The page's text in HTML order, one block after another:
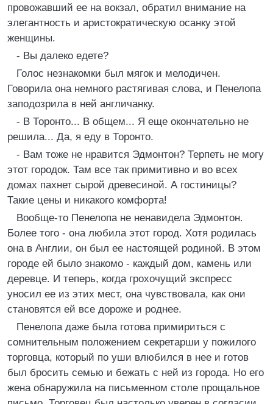
провожавший ее на вокзал, обратил внимание на
элегантность и аристократическую осанку этой
женщины.
- Вы далеко едете?
Голос незнакомки был мягок и мелодичен.
Говорила она немного растягивая слова, и Пенелопа
заподозрила в ней англичанку.
- В Торонто... В общем... Я еще окончательно не
решила... Да, я еду в Торонто.
- Вам тоже не нравится Эдмонтон? Терпеть не могу
этот городок. Там все так примитивно и во всех
домах пахнет сырой древесиной. А гостиницы?
Такие цены и никакого комфорта!
Вообще-то Пенелопа не ненавидела Эдмонтон.
Более того - она любила этот город. Хотя родилась
она в Англии, он был ее настоящей родиной. В этом
городе ей было знакомо - каждый дом, камень или
деревце. И теперь, когда грохочущий экспресс
уносил ее из этих мест, она чувствовала, как они
становятся ей все дороже и роднее.
Пенелопа даже была готова примириться с
сомнительным положением секретарши у пожилого
торговца, который по уши влюбился в нее и готов
был бросить семью и бежать с ней из города. Но его
жена обнаружила на письменном столе прощальное